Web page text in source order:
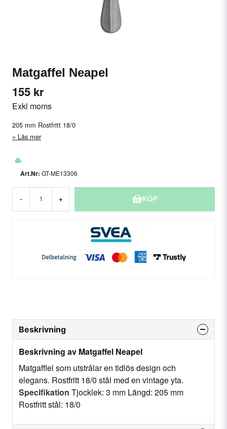
Matgaffel Neapel
155 kr
Exkl moms
205 mm Rostfritt 18/0
Läs mer
GT-ME13306
- + KÖP
Beskrivning
Beskrivning av Matgaffel Neapel
Matgafflel som utstrålar en tidlös design och
elegans. Rostfritt 18/0 stål med en vintage yta.
Specifikation Tjocklek: 3 mm Längd: 205 mm
Rostfritt stål: 18/0